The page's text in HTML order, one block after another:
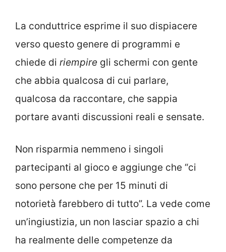
La conduttrice esprime il suo dispiacere
verso questo genere di programmi e
chiede di riempire gli schermi con gente
che abbia qualcosa di cui parlare,
qualcosa da raccontare, che sappia
portare avanti discussioni reali e sensate.
Non risparmia nemmeno i singoli
partecipanti al gioco e aggiunge che “ci
sono persone che per 15 minuti di
notorietà farebbero di tutto”. La vede come
un’ingiustizia, un non lasciar spazio a chi
ha realmente delle competenze da